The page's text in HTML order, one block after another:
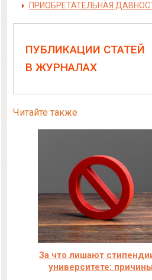
ПРИОБРЕТАТЕЛЬНАЯ
ПУБЛИКАЦИИ СТАТЕЙ
В ЖУРНАЛАХ
Читайте также
За что лишают
университете: причины